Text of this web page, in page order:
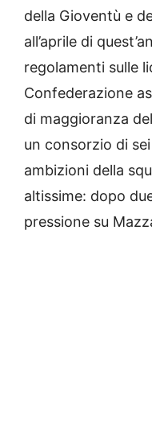
della Gioventù e
all’aprile di
regolamenti sulle
Confederazione
di maggioranza
un consorzio di
ambizioni della
altissime: dopo
pressione su